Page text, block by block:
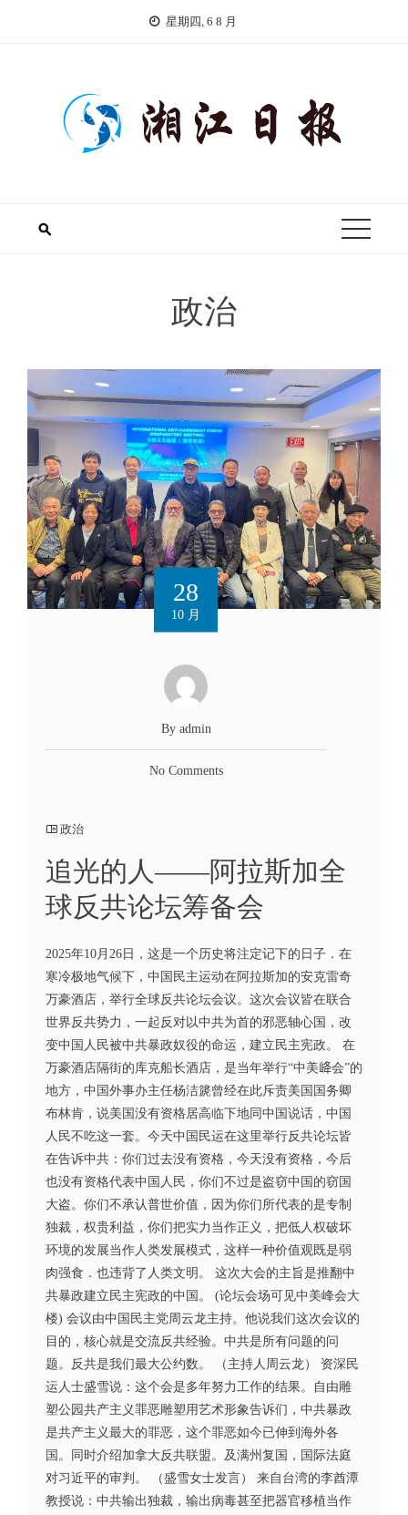
星期四, 6 8 月
政治
28
10 月
By admin
No Comments
政治
追光的人——阿拉斯加全
球反共论坛筹备会
2025年10月26日，这是一个历史将注定记下的日子．在
寒冷极地气候下，中国民主运动在阿拉斯加的安克雷奇
万豪酒店，举行全球反共论坛会议。这次会议皆在联合
世界反共势力，一起反对以中共为首的邪恶轴心国，改
变中国人民被中共暴政奴役的命运，建立民主宪政。 在
万豪酒店隔街的库克船长酒店，是当年举行“中美𡶶会”的
地方，中国外事办主任杨洁篪曾经在此斥责美国国务卿
布林肯，说美国没有资格居高临下地同中国说话，中国
人民不吃这一套。今天中国民运在这里举行反共论坛皆
在告诉中共：你们过去没有资格，今天没有资格，今后
也没有资格代表中国人民，你们不过是盗窃中国的窃国
大盗。你们不承认普世价值，因为你们所代表的是专制
独裁，权贵利益，你们把实力当作正义，把低人权破坏
环境的发展当作人类发展模式，这样一种价值观既是弱
肉强食．也违背了人类文明。 这次大会的主旨是推翻中
共暴政建立民主宪政的中国。 (论坛会场可见中美峰会大
楼) 会议由中国民主党周云龙主持。他说我们这次会议的
目的，核心就是交流反共经验。中共是所有问题的问
题。反共是我们最大公约数。 （主持人周云龙） 资深民
运人士盛雪说：这个会是多年努力工作的结果。自由雕
塑公园共产主义罪恶雕塑用艺术形象告诉们，中共暴政
是共产主义最大的罪恶，这个罪恶如今已伸到海外各
国。同时介绍加拿大反共联盟。及满州复国，国际法庭
对习近平的审判。 （盛雪女士发言） 来自台湾的李酋潭
教授说：中共输出独裁，输出病毒甚至把器官移植当作